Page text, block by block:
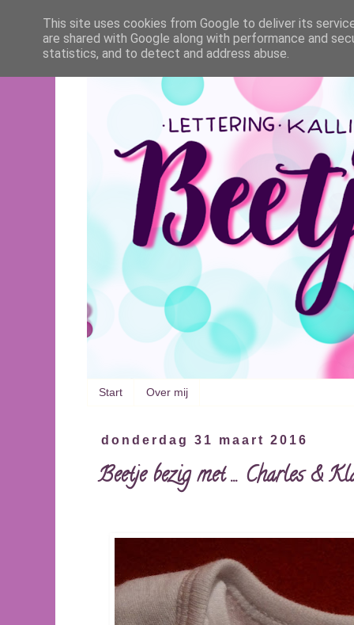
Start Over mij
donderdag 31 maart 2016
Beetje bezig met ... Charles &
This site uses cookies from Google to deliver its
are shared with Google along with performance and
statistics, and to detect and address abuse.